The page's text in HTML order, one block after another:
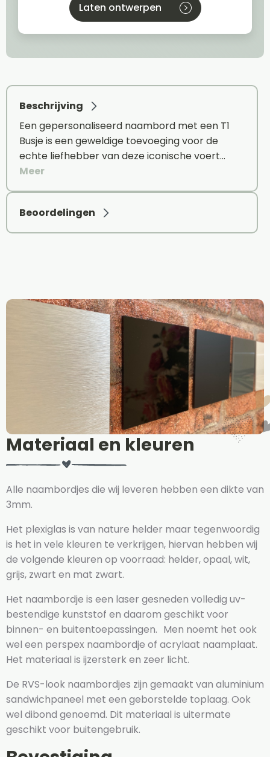
Laten ontwerpen
Beschrijving
Een gepersonaliseerd naambord met een T1
Busje is een geweldige toevoeging voor de
echte liefhebber van deze iconische voert…
Meer
Beoordelingen
Materiaal en kleuren
Alle naambordjes die wij leveren hebben een dikte van
3mm.
Het plexiglas is van nature helder maar tegenwoordig
is het in vele kleuren te verkrijgen, hiervan hebben wij
de volgende kleuren op voorraad: helder, opaal, wit,
grijs, zwart en mat zwart.
Het naambordje is een laser gesneden volledig uv-
bestendige kunststof en daarom geschikt voor
binnen- en buitentoepassingen. Men noemt het ook
wel een perspex naambordje of acrylaat naamplaat.
Het materiaal is ijzersterk en zeer licht.
De RVS-look naambordjes zijn gemaakt van aluminium
sandwichpaneel met een geborstelde toplaag. Ook
wel dibond genoemd. Dit materiaal is uitermate
geschikt voor buitengebruik.